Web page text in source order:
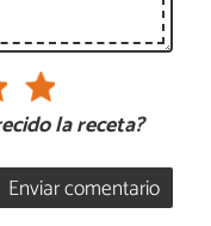
la receta?
Enviar comentario